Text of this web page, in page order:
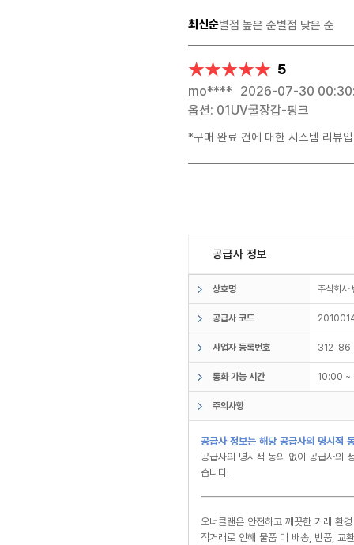
최신순별점 높은 순별점 낮은 순
★★★★★
★★★★★ 5
mo**** 2026-07-30
옵션: 01UV쿨장갑-핑크
*구매 완료 건에 대한 시스템 리뷰
공급사 정보
상호명 주식회
공급사 코드
사업자 등록번호 312-
통화 가능 시간 10:00
주의사항
공급사 정보는 해당 공급사의 명시적
공급사의 명시적 동의 없이 공급사의
습니다.
오너클랜은 안전하고 깨끗한 거래 환
직거래로 인해 물품 미 배송, 반품, 교